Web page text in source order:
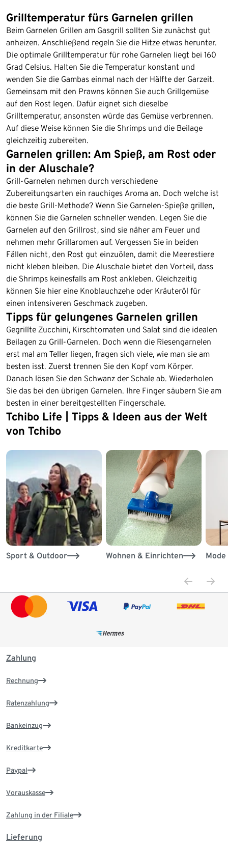
Grilltemperatur fürs Garnelen grillen
Beim Garnelen Grillen am Gasgrill sollten Sie zunächst gut
anheizen. Anschließend regeln Sie die Hitze etwas herunter.
Die optimale Grilltemperatur für rohe Garnelen liegt bei 160
Grad Celsius. Halten Sie die Temperatur konstant und
wenden Sie die Gambas einmal nach der Hälfte der Garzeit.
Gemeinsam mit den Prawns können Sie auch Grillgemüse
auf den Rost legen. Dafür eignet sich dieselbe
Grilltemperatur, ansonsten würde das Gemüse verbrennen.
Auf diese Weise können Sie die Shrimps und die Beilage
gleichzeitig zubereiten.
Garnelen grillen: Am Spieß, am Rost oder
in der Aluschale?
Grill-Garnelen nehmen durch verschiedene
Zubereitungsarten ein rauchiges Aroma an. Doch welche ist
die beste Grill-Methode? Wenn Sie Garnelen-Spieße grillen,
können Sie die Garnelen schneller wenden. Legen Sie die
Garnelen auf den Grillrost, sind sie näher am Feuer und
nehmen mehr Grillaromen auf. Vergessen Sie in beiden
Fällen nicht, den Rost gut einzuölen, damit die Meerestiere
nicht kleben bleiben. Die Aluschale bietet den Vorteil, dass
die Shrimps keinesfalls am Rost ankleben. Gleichzeitig
können Sie hier eine Knoblauchzehe oder Kräuteröl für
einen intensiveren Geschmack zugeben.
Tipps für gelungenes Garnelen grillen
Gegrillte Zucchini, Kirschtomaten und Salat sind die idealen
Beilagen zu Grill-Garnelen. Doch wenn die Riesengarnelen
erst mal am Teller liegen, fragen sich viele, wie man sie am
besten isst. Zuerst trennen Sie den Kopf vom Körper.
Danach lösen Sie den Schwanz der Schale ab. Wiederholen
Sie das bei den übrigen Garnelen. Ihre Finger säubern Sie am
besten in einer bereitgestellten Fingerschale.
Tchibo Life | Tipps & Ideen aus der Welt
von Tchibo
Sport & Outdoor Wohnen & Einrichten
Ende der Auflistung
Zahlung
Rechnung
Ratenzahlung
Bankeinzug
Kreditkarte
Paypal
Vorauskasse
Zahlung in der Filiale
Lieferung